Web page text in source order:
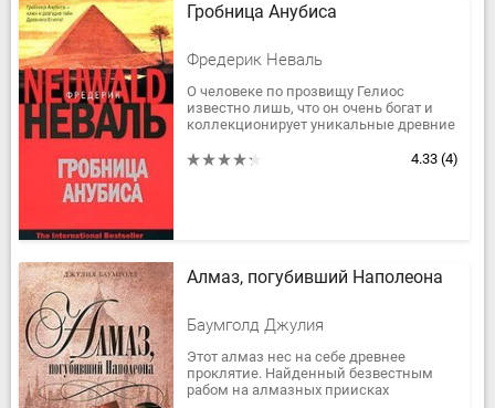
Гробница Анубиса
Фредерик Неваль
О человеке по прозвищу Гелиос
известно лишь, что он очень богат и
коллекционирует уникальные древние
Шантажом и угрозами он вынуждает
4.33 (4)
Алмаз, погубивший Наполеона
Баумголд Джулия
Этот алмаз нес на себе древнее
проклятие. Найденный безвестным
рабом на алмазных приисках